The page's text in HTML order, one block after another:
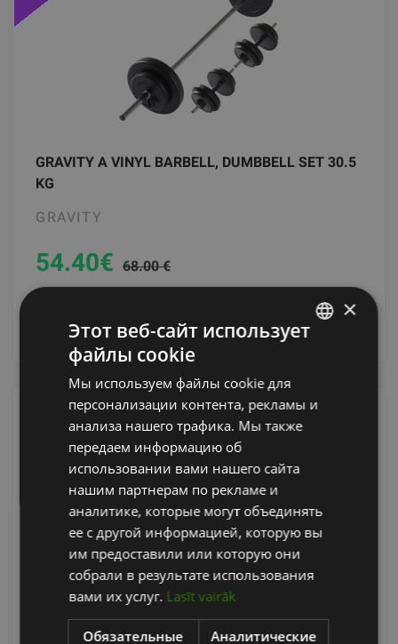
GRAVITY A VINYL BARBELL, DUMBBELL SET 30.5
KG
GRAVITY
54.40€ 68.00 €
GRAVITY R TRICEPS ROPE BLACK NYLON, 0.8 KG,
71 CM
×
Этот веб-сайт использует
файлы cookie
Мы используем файлы cookie для
персонализации контента, рекламы и
анализа нашего трафика. Мы также
передаем информацию об
использовании вами нашего сайта
нашим партнерам по рекламе и
аналитике, которые могут объединять
ее с другой информацией, которую вы
им предоставили или которую они
собрали в результате использования
вами их услуг. Lasīt vairāk
Обязательные Аналитические